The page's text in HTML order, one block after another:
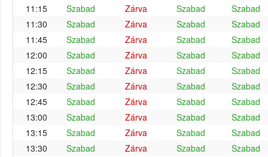
11:15
Szabad Zárva Szabad
Szabad
11:30
Szabad Zárva Szabad
Szabad
11:45
Szabad Zárva Szabad
Szabad
12:00
Szabad Zárva Szabad
Szabad
12:15
Szabad Zárva Szabad
Szabad
12:30
Szabad Zárva Szabad
Szabad
12:45
Szabad Zárva Szabad
Szabad
13:00
Szabad Zárva Szabad
Szabad
13:15
Szabad Zárva Szabad
Szabad
13:30
Szabad Zárva Szabad
Szabad